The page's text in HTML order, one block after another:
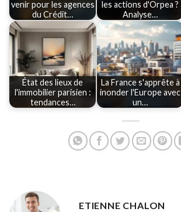
venir pour les agences
du Crédit…
les actions d'Orpea ?
Analyse…
État des lieux de
l'immobilier parisien :
tendances…
La France s'apprête à
inonder l'Europe avec
un…
ETIENNE CHALON